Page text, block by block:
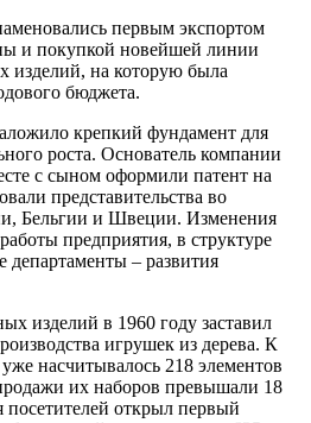
первым экспортом
и покупкой новейшей линии
изделий, на которую была
бюджета.
крепкий фундамент для
роста. Основатель компании
с сыном оформили патент на
представительства во
Бельгии и Швеции. Изменения
предприятия, в структуре
департаменты – развития
изделий в 1960 году заставил
игрушек из дерева. К
насчитывалось 218 элементов
их наборов превышали 18
открыл первый